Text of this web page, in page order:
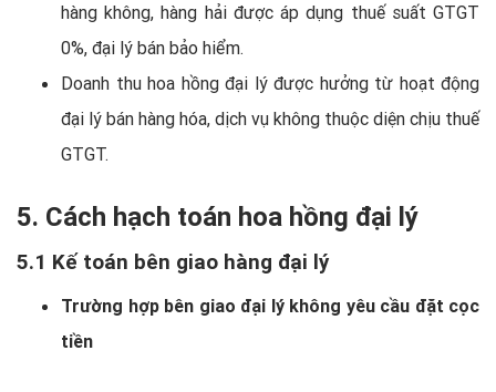
hàng không, hàng hải được áp dụng thuế suất GTGT
0%, đại lý bán bảo hiểm.
Doanh thu hoa hồng đại lý được hưởng từ hoạt động
đại lý bán hàng hóa, dịch vụ không thuộc diện chịu thuế
GTGT.
5. Cách hạch toán hoa hồng đại lý
5.1 Kế toán bên giao hàng đại lý
Trường hợp bên giao đại lý không yêu cầu đặt cọc
tiền